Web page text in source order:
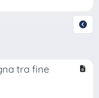
tra fine